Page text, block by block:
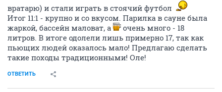
вратарю) и стали играть в стоячий футбол
Итог 11:1 - крупно и со вкусом. Парилка в сауне была
жаркой, бассейн маловат, а
очень много - 18
литров. В итоге одолели лишь примерно 17, так как
пьющих людей оказалось мало! Предлагаю сделать
такие походы традиционными! Оле!
ОТВЕТИТЬ